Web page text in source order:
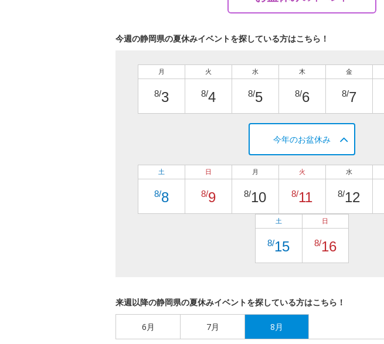
今週の静岡県の夏休みイベントを探している方はこちら！
月
8/3
火
8/4
水
8/5
木
8/6
金
8/7
今年のお盆休み
土
8/8
日
8/9
月
8/10
火
8/11
水
8/12
土
8/15
日
8/16
来週以降の静岡県の夏休みイベントを探している方はこちら！
6月 7月 8月